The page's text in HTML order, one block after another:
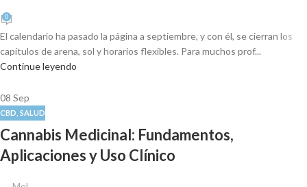
0
El calendario ha pasado la página a septiembre, y con él, se cierran los
capítulos de arena, sol y horarios flexibles. Para muchos prof...
Continue leyendo
08 Sep
CBD SALUD
Cannabis Medicinal: Fundamentos,
Aplicaciones y Uso Clínico